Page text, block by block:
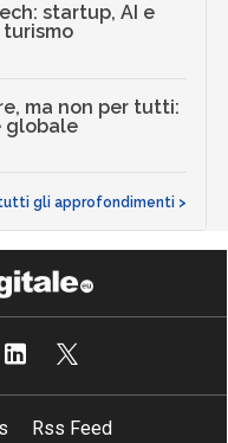
startup, AI e
ma non per tutti:
globale
gli approfondimenti >
Rss Feed